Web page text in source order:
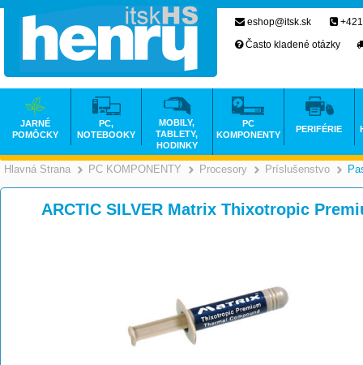
Hlavná Strana >
PC KOMPONENTY >
Procesory >
Príslušenstvo
ARCTIC SILVER Matrix Thixotropic
eshop@itsk.sk
Často kladené otázky
JARNÉ
POMÔCKY
PC,
NOTEBOOKY
MOBILY,
TABLETY,
HODINKY
PC
KOMPONENTY
PERIFÉRIE